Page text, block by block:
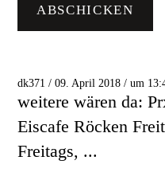
dk371 / 09. April 2018 / um
weitere wären da:
Eiscafe Röcken
Freitags, ...